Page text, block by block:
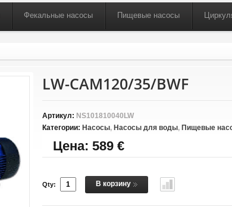
Фекальные насосы Пищевые насосы
LW-CAM120/35/BWF
Артикул: NS101810040LW
Категории: Насосы, Насосы для воды, Пищевые
Цена: 589 €
Qty: В корзину